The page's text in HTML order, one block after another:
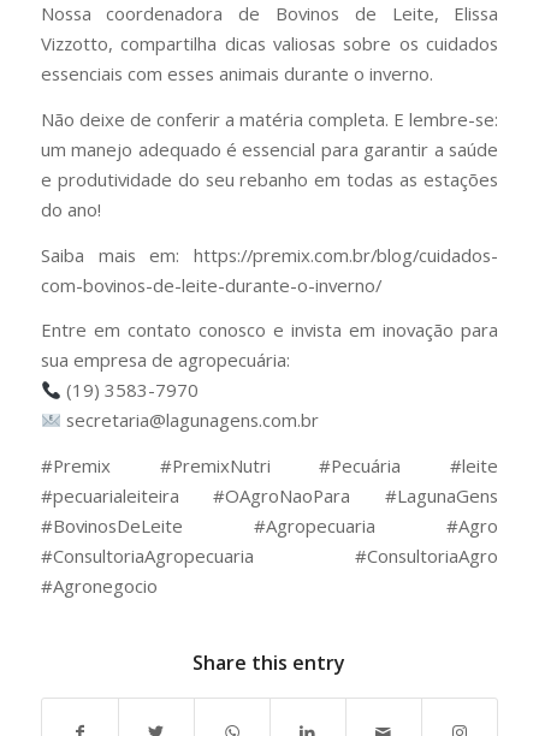
Nossa coordenadora de Bovinos de Leite, Elissa
Vizzotto, compartilha dicas valiosas sobre os cuidados
essenciais com esses animais durante o inverno.
Não deixe de conferir a matéria completa. E lembre-se:
um manejo adequado é essencial para garantir a saúde
e produtividade do seu rebanho em todas as estações
do ano!
Saiba mais em: https://premix.com.br/blog/cuidados-
com-bovinos-de-leite-durante-o-inverno/
Entre em contato conosco e invista em inovação para
sua empresa de agropecuária:
(19) 3583-7970
secretaria@lagunagens.com.br
#Premix #PremixNutri #Pecuária #leite
#pecuarialeiteira #OAgroNaoPara #LagunaGens
#BovinosDeLeite #Agropecuaria #Agro
#ConsultoriaAgropecuaria #ConsultoriaAgro
#Agronegocio
Share this entry